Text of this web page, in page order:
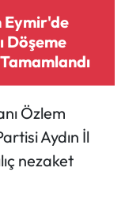
Eymir'de
Döşeme
Özlem
Aydın İl
nezaket